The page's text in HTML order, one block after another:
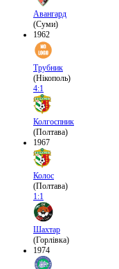
Авангард
(Суми)
1962
Трубник
(Нікополь)
4:1
Колгоспник
(Полтава)
1967
Колос
(Полтава)
1:1
Шахтар
(Горлівка)
1974